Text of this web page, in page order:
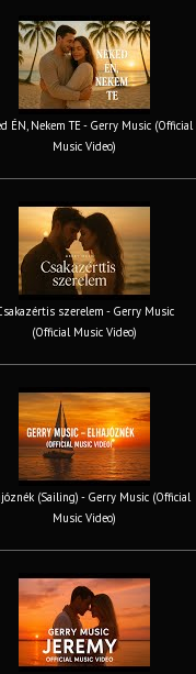
ÉN, Nekem TE - Gerry Music (Official
Music Video)
szerelem - Gerry Music
(Official Music Video)
(Sailing) - Gerry Music (Official
Music Video)